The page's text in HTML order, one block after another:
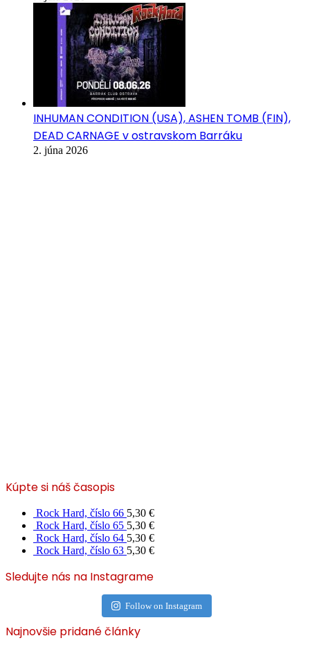
INHUMAN CONDITION (USA), ASHEN TOMB (FIN),
DEAD CARNAGE v ostravskom Barráku
2. júna 2026
Kúpte si náš časopis
Rock Hard, číslo 66 5,30 €
Rock Hard, číslo 65 5,30 €
Rock Hard, číslo 64 5,30 €
Rock Hard, číslo 63 5,30 €
Sledujte nás na Instagrame
Follow on Instagram
Najnovšie pridané články